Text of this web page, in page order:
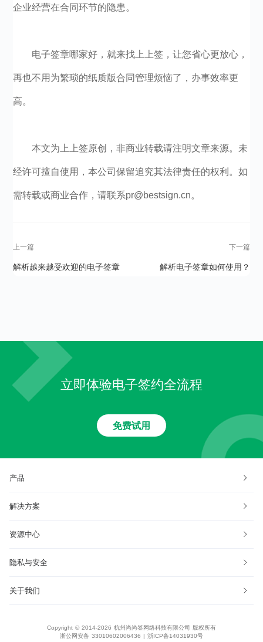
企业经营在合同环节的隐患。
电子签章哪家好，就来找上上签，让您省心更放心，
再也不用为繁琐的纸质版合同管理烦恼了，办事效率更
高。
本文为上上签原创，非商业转载请注明文章来源。未
经许可擅自使用，本公司保留追究其法律责任的权利。如
需转载或商业合作，请联系pr@bestsign.cn。
上一篇
解析越来越受欢迎的电子签章
下一篇
解析电子签章如何使用？
立即体验电子签约全流程
免费试用
产品
解决方案
资源中心
隐私与安全
关于我们
Copyright © 2014-2026 杭州尚尚签网络科技有限公司 版权所有
浙公网安备 33010602006436 | 浙ICP备14031930号